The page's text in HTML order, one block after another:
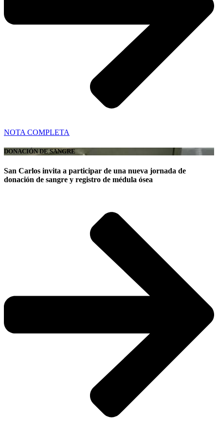
NOTA COMPLETA
DONACIÓN DE SANGRE
San Carlos invita a participar de una nueva jornada de
donación de sangre y registro de médula ósea